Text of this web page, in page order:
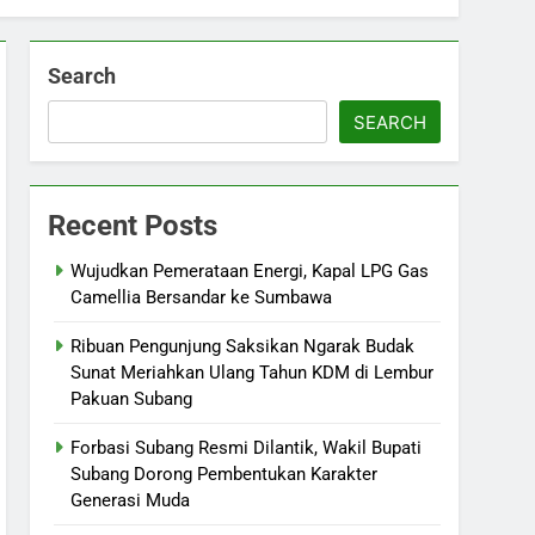
Search
SEARCH
Recent Posts
Wujudkan Pemerataan Energi, Kapal LPG Gas
Camellia Bersandar ke Sumbawa
Ribuan Pengunjung Saksikan Ngarak Budak
Sunat Meriahkan Ulang Tahun KDM di Lembur
Pakuan Subang
‎Forbasi Subang Resmi Dilantik, Wakil Bupati
Subang Dorong Pembentukan Karakter
Generasi Muda